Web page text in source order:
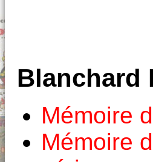
Blanchard
Mémoire
Mémoire